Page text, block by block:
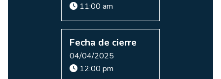
11:00 am
Fecha de cierre
04/04/2025
12:00 pm